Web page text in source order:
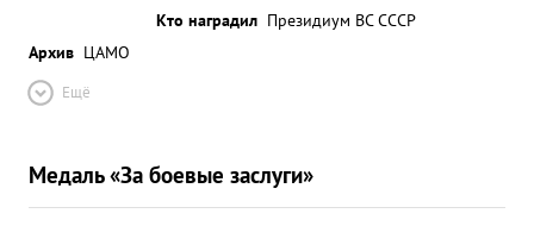
Кто наградил Президиум ВС СССР
Архив ЦАМО
Ещё
Медаль «За боевые заслуги»